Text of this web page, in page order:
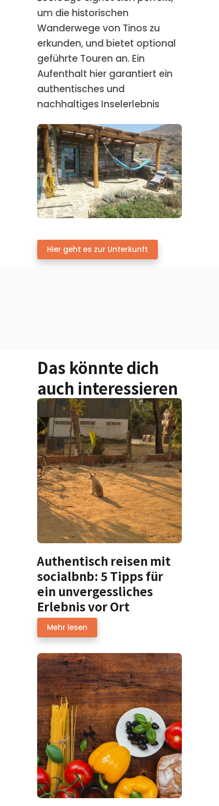
um die historischen
Wanderwege von Tinos zu
erkunden, und bietet optional
geführte Touren an. Ein
Aufenthalt hier garantiert ein
authentisches und
nachhaltiges Inselerlebnis
Hier geht es zur Unterkunft
Das könnte dich
auch interessieren
Authentisch reisen mit
socialbnb: 5 Tipps für
ein unvergessliches
Erlebnis vor Ort
Mehr lesen